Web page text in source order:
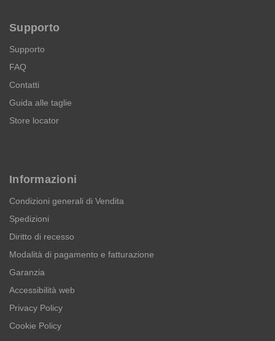
Supporto
Supporto
FAQ
Contatti
Guida alle taglie
Store locator
Informazioni
Condizioni generali di Vendita
Spedizioni
Diritto di recesso
Modalità di pagamento e fatturazione
Garanzia
Accessibilità web
Privacy Policy
Cookie Policy